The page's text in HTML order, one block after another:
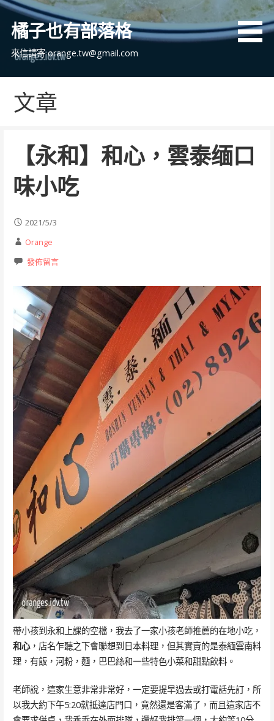
跳
橘子也有部落格
來信請寄 orange.tw@gmail.com
文章
【永和】和心，雲泰缅口
味小吃
2021/5/3
Orange
發佈留言
帶小孩到永和上課的空檔，我去了一家小孩老師推薦的在地小吃，
和心，店名乍聽之下會聯想到日本料理，但其實賣的是泰緬雲南料
理，有飯，河粉，麵，巴巴絲和一些特色小菜和甜點飲料。
老師說，這家生意非常非常好，一定要提早過去或打電話先訂，所
以我大約下午5:20就抵達店門口，竟然還是客滿了，而且這家店不